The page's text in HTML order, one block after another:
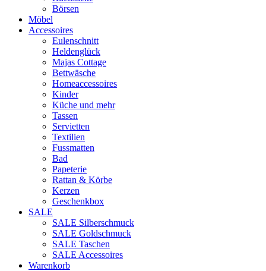
Börsen
Möbel
Accessoires
Eulenschnitt
Heldenglück
Majas Cottage
Bettwäsche
Homeaccessoires
Kinder
Küche und mehr
Tassen
Servietten
Textilien
Fussmatten
Bad
Papeterie
Rattan & Körbe
Kerzen
Geschenkbox
SALE
SALE Silberschmuck
SALE Goldschmuck
SALE Taschen
SALE Accessoires
Warenkorb